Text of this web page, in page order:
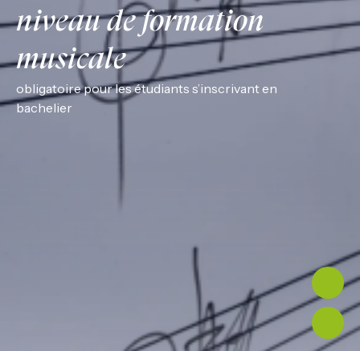
niveau de formation
musicale
obligatoire pour les étudiants s’inscrivant en
bachelier